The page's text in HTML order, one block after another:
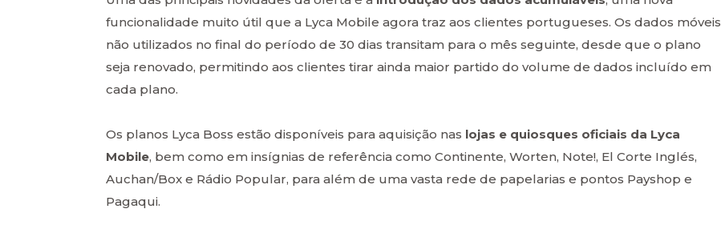
funcionalidade muito útil que a Lyca Mobile agora traz aos clientes portugueses. Os dados móveis
não utilizados no final do período de 30 dias transitam para o mês seguinte, desde que o plano
seja renovado, permitindo aos clientes tirar ainda maior partido do volume de dados incluído em
cada plano.
Os planos Lyca Boss estão disponíveis para aquisição nas lojas e quiosques oficiais da Lyca
Mobile, bem como em insígnias de referência como Continente, Worten, Note!, El Corte Inglés,
Auchan/Box e Rádio Popular, para além de uma vasta rede de papelarias e pontos Payshop e
Pagaqui.